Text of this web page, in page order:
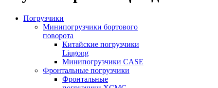
Погрузчики
Минипогрузчики бортового
поворота
Китайские погрузчики
Liugong
Минипогрузчики CASE
Фронтальные погрузчики
Фронтальные